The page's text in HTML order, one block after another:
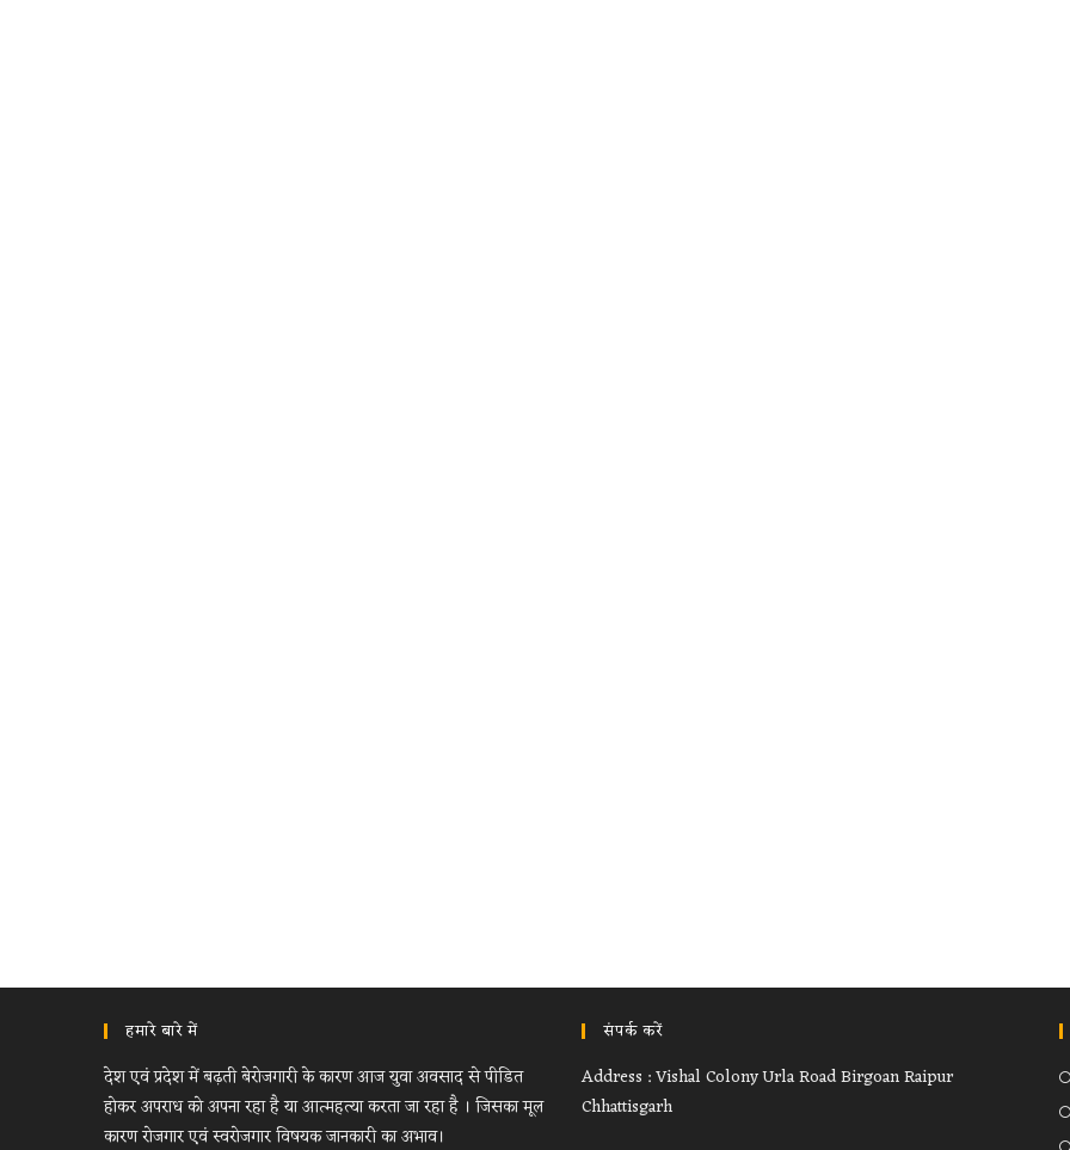
हमारे बारे में
देश एवं प्रदेश में बढ़ती बेरोजगारी के कारण आज युवा अवसाद से पीडित
होकर अपराध को अपना रहा है या आत्महत्या करता जा रहा है । जिसका मूल
कारण रोजगार एवं स्वरोजगार विषयक जानकारी का अभाव।
संपर्क करें
Address : Vishal Colony Urla Road Birgoan Raipur
Chhattisgarh